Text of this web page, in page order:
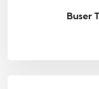
Buser